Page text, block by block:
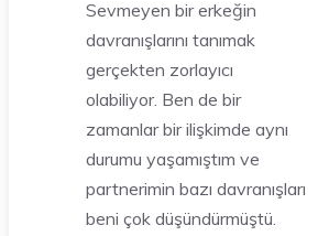
Sevmeyen bir erkeğin
davranışlarını tanımak
gerçekten zorlayıcı
olabiliyor. Ben de bir
zamanlar bir ilişkimde aynı
durumu yaşamıştım ve
partnerimin bazı davranışları
beni çok düşündürmüştü.